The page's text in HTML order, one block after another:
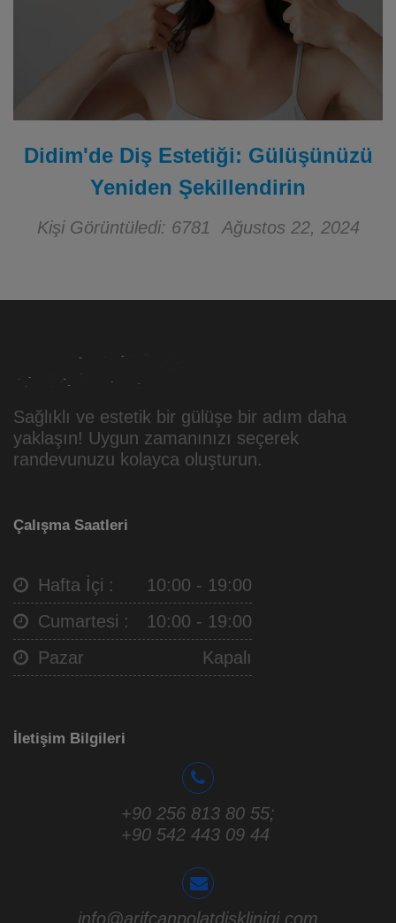
Didim'de Diş Estetiği: Gülüşünüzü
Yeniden Şekillendirin
Kişi Görüntüledi: 6781 Ağustos 22, 2024
Sağlıklı ve estetik bir gülüşe bir adım daha
yaklaşın! Uygun zamanınızı seçerek
randevunuzu kolayca oluşturun.
Çalışma Saatleri
Hafta İçi :
10:00 - 19:00
Cumartesi :
10:00 - 19:00
Pazar
Kapalı
İletişim Bilgileri
+90 256 813 80 55;
+90 542 443 09 44
info@arifcanpolatdisklinigi.com